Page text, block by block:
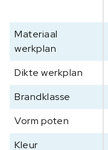
a
n
t
a
Materiaal
werkplan
Dikte werkplan
Brandklasse
Vorm poten
Kleur